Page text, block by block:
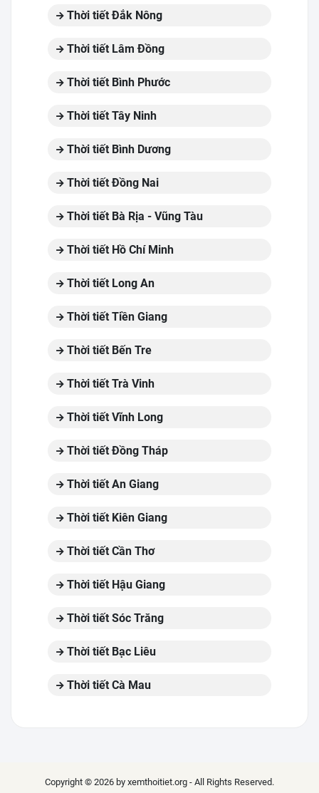
Thời tiết Đắk Nông
Thời tiết Lâm Đồng
Thời tiết Bình Phước
Thời tiết Tây Ninh
Thời tiết Bình Dương
Thời tiết Đồng Nai
Thời tiết Bà Rịa - Vũng Tàu
Thời tiết Hồ Chí Minh
Thời tiết Long An
Thời tiết Tiền Giang
Thời tiết Bến Tre
Thời tiết Trà Vinh
Thời tiết Vĩnh Long
Thời tiết Đồng Tháp
Thời tiết An Giang
Thời tiết Kiên Giang
Thời tiết Cần Thơ
Thời tiết Hậu Giang
Thời tiết Sóc Trăng
Thời tiết Bạc Liêu
Thời tiết Cà Mau
Copyright © 2026 by xemthoitiet.org - All Rights Reserved.